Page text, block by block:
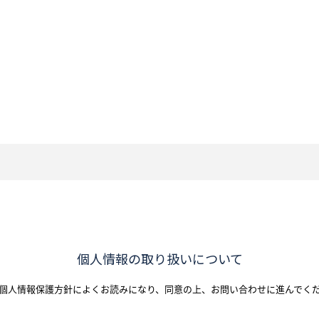
個人情報の取り扱いについて
人情報保護方針によくお読みになり、 同意の上、お問い合わせに進んでく